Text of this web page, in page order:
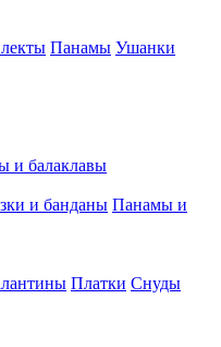
Панамы Ушанки
и балаклавы
и банданы Панамы и
Платки Снуды